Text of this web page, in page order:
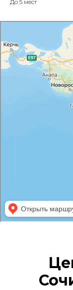
До 5 мест
Яндекс Карты